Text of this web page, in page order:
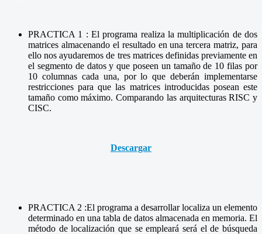
PRACTICA 1 : El programa realiza la multiplicación de dos
matrices almacenando el resultado en una tercera matriz, para
ello nos ayudaremos de tres matrices definidas previamente en
el segmento de datos y que poseen un tamaño de 10 filas por
10 columnas cada una, por lo que deberán implementarse
restricciones para que las matrices introducidas posean este
tamaño como máximo. Comparando las arquitecturas RISC y
CISC.
Descargar
PRACTICA 2 :El programa a desarrollar localiza un elemento
determinado en una tabla de datos almacenada en memoria. El
método de localización que se empleará será el de búsqueda